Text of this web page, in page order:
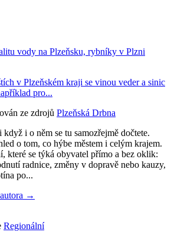
vody na Plzeňsku, rybníky v Plzni
v Plzeňském kraji se vinou veder a sinic
pro...
ze zdrojů Plzeňská Drbna
i o něm se tu samozřejmě dočtete.
o tom, co hýbe městem i celým krajem.
které se týká obyvatel přímo a bez oklik:
radnice, změny v dopravě nebo kauzy,
po...
→
Regionální